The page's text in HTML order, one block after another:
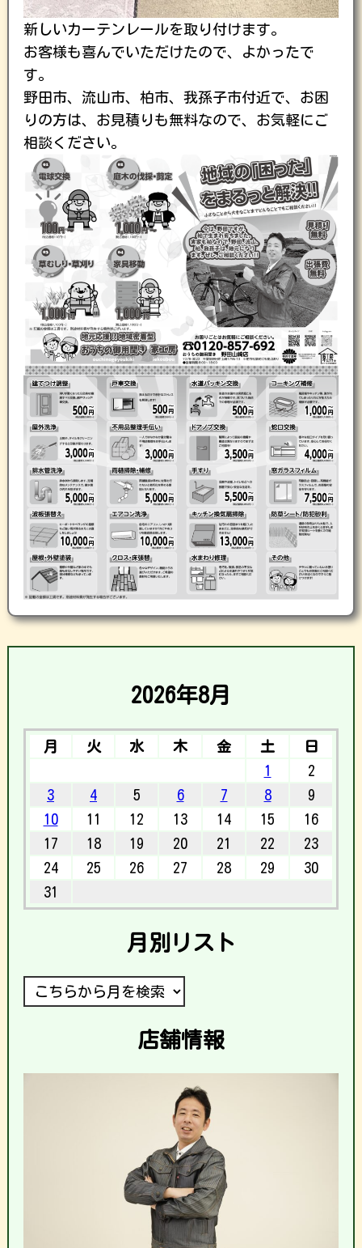
新しいカーテンレールを取り付けます。
お客様も喜んでいただけたので、よかったで
す。
野田市、流山市、柏市、我孫子市付近で、お困
りの方は、お見積りも無料なので、お気軽にご
相談ください。
2026年8月
月 火 水 木 金 土
日
1
2
3
4 5 6 7 8
9
10
11 12 13 14 15
16
17
18 19 20 21 22
23
24
25 26 27 28 29
30
31
月別リスト
店舗情報